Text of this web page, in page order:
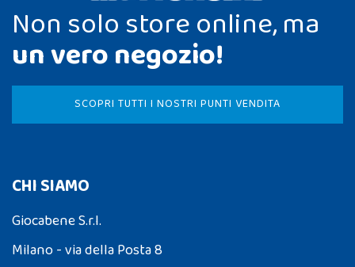
Non solo store online, ma
un vero negozio!
SCOPRI TUTTI I NOSTRI PUNTI VENDITA
CHI SIAMO
Giocabene S.r.l.
Milano - via della Posta 8